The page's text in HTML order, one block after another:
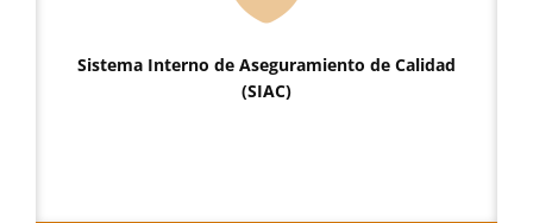
Sistema Interno de Aseguramiento de Calidad
(SIAC)